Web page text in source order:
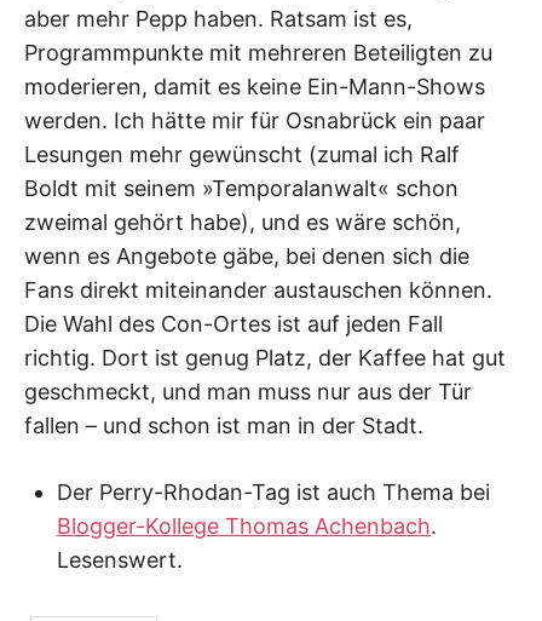
aber mehr Pepp haben. Ratsam ist es,
Programmpunkte mit mehreren Beteiligten zu
moderieren, damit es keine Ein-Mann-Shows
werden. Ich hätte mir für Osnabrück ein paar
Lesungen mehr gewünscht (zumal ich Ralf
Boldt mit seinem »Temporalanwalt« schon
zweimal gehört habe), und es wäre schön,
wenn es Angebote gäbe, bei denen sich die
Fans direkt miteinander austauschen können.
Die Wahl des Con-Ortes ist auf jeden Fall
richtig. Dort ist genug Platz, der Kaffee hat gut
geschmeckt, und man muss nur aus der Tür
fallen – und schon ist man in der Stadt.
Der Perry-Rhodan-Tag ist auch Thema bei
Blogger-Kollege Thomas Achenbach.
Lesenswert.